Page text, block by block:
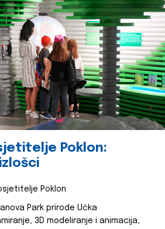
Poklon:
Poklon
Park prirode Učka
3D modeliranje i animacija,